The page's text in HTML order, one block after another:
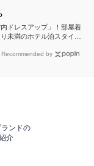
ドレスアップ」！部屋着
未満のホテル泊スタイル
Recommended by
ンドの
介